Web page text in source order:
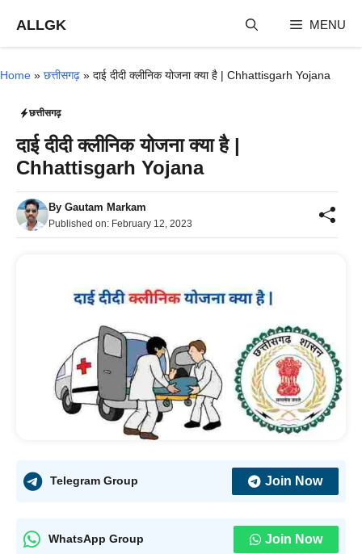
content
ALLGK MENU
Home » छत्तीसगढ़ » दाई दीदी क्लीनिक योजना क्या है | Chhattisgarh Yojana
छत्तीसगढ़
दाई दीदी क्लीनिक योजना क्या है |
Chhattisgarh Yojana
By Gautam Markam
Published on: February 12, 2023
Telegram Group Join Now
WhatsApp Group Join Now